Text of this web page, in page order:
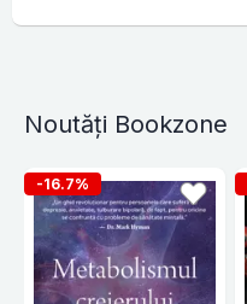
Noutăți Bookzone
-16.7%